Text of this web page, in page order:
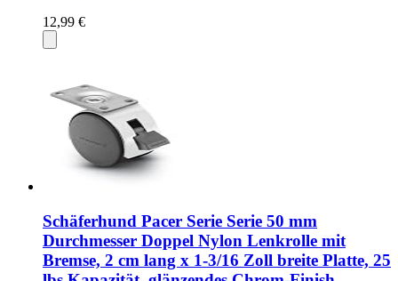
12,99 €
Schäferhund Pacer Serie Serie 50 mm
Durchmesser Doppel Nylon Lenkrolle mit
Bremse, 2 cm lang x 1-3/16 Zoll breite Platte, 25